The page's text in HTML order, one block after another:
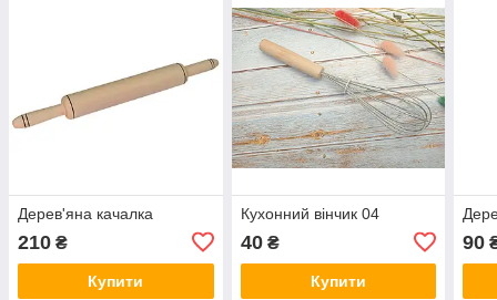
Дерев'яна качалка
210 ₴
Купити
Кухонний вінчик 04
40₴
Купити
90